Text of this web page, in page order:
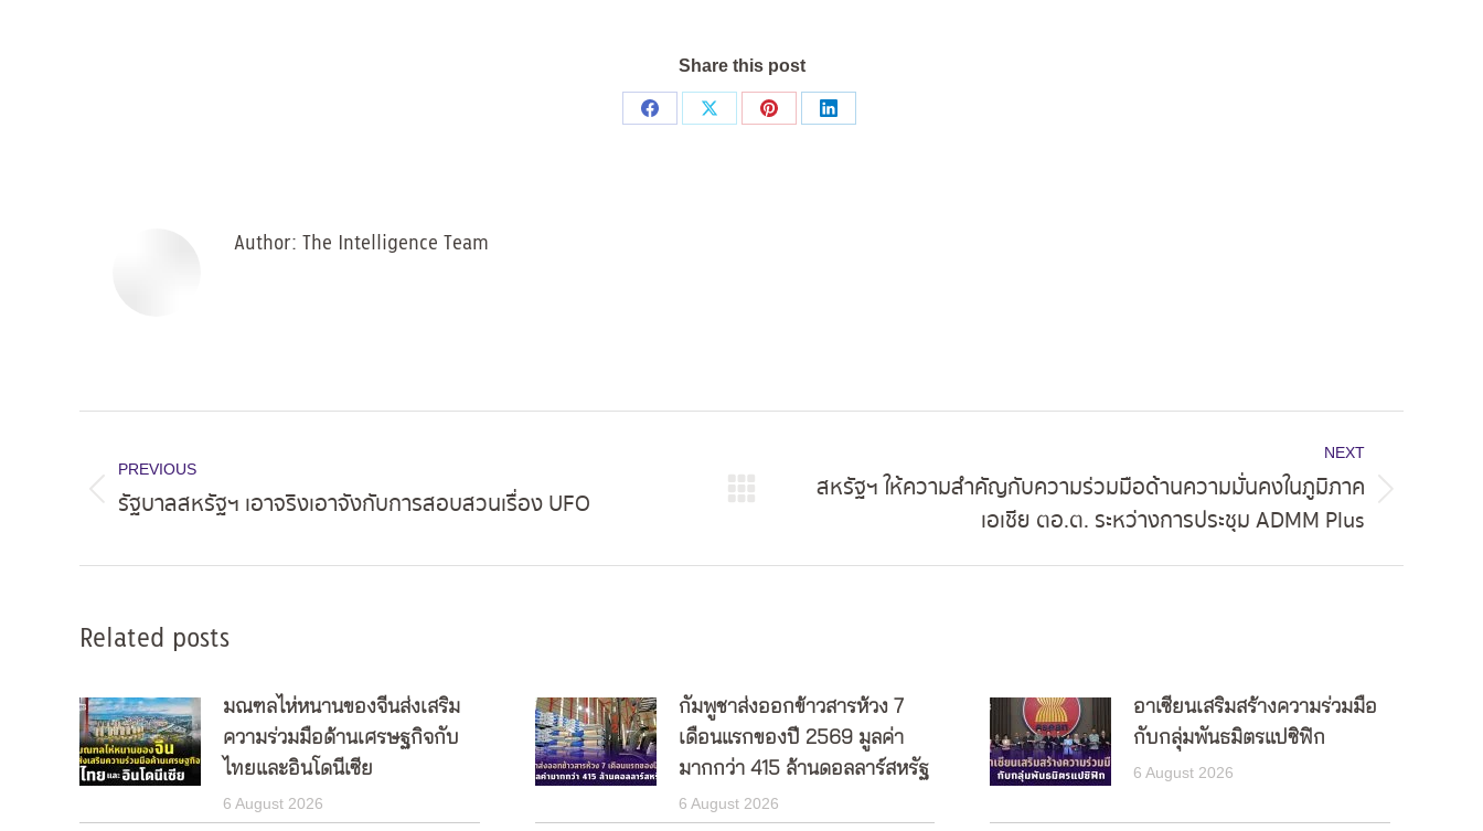
Share this post
Share
Share
Share
Share
Author: The Intelligence Team
navigation
PREVIOUS
Previous
รัฐบาลสหรัฐฯ เอาจริงเอาจังกับการสอบสวนเรื่อง UFO
NEXT
สหรัฐฯ ให้ความสำคัญกับความร่วมมือด้านความมั่นคงในภูมิภาค
เอเชีย ตอ.ต. ระหว่างการประชุม ADMM Plus
Related posts
มณฑลไห่หนานของจีนส่งเสริม
ความร่วมมือด้านเศรษฐกิจกับ
ไทยและอินโดนีเซีย
6 August 2026
กัมพูชาส่งออกข้าวสารห้วง 7
เดือนแรกของปี 2569 มูลค่า
มากกว่า 415 ล้านดอลลาร์สหรัฐ
6 August 2026
อาเซียนเสริมสร้างความร่วมมือ
กับกลุ่มพันธมิตรแปซิฟิก
6 August 2026